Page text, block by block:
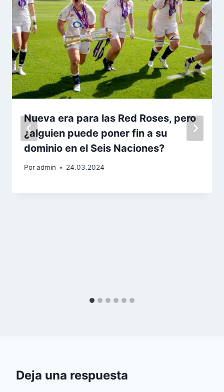
Nueva era para las Red Roses, pero
¿alguien puede poner fin a su
dominio en el Seis Naciones?
Poradmin 24.03.2024
Deja una respuesta